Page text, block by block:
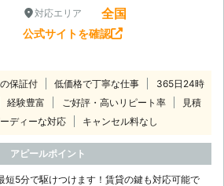
対応エリア 全国
公式サイトを確認
保証付 低価格で丁寧な仕事
365日24時
経験豊富 ご好評・高いリピート率
見積
ディーな対応 キャンセル料なし
アピールポイント
短5分で駆けつけます！賃貸の鍵も対応可能で